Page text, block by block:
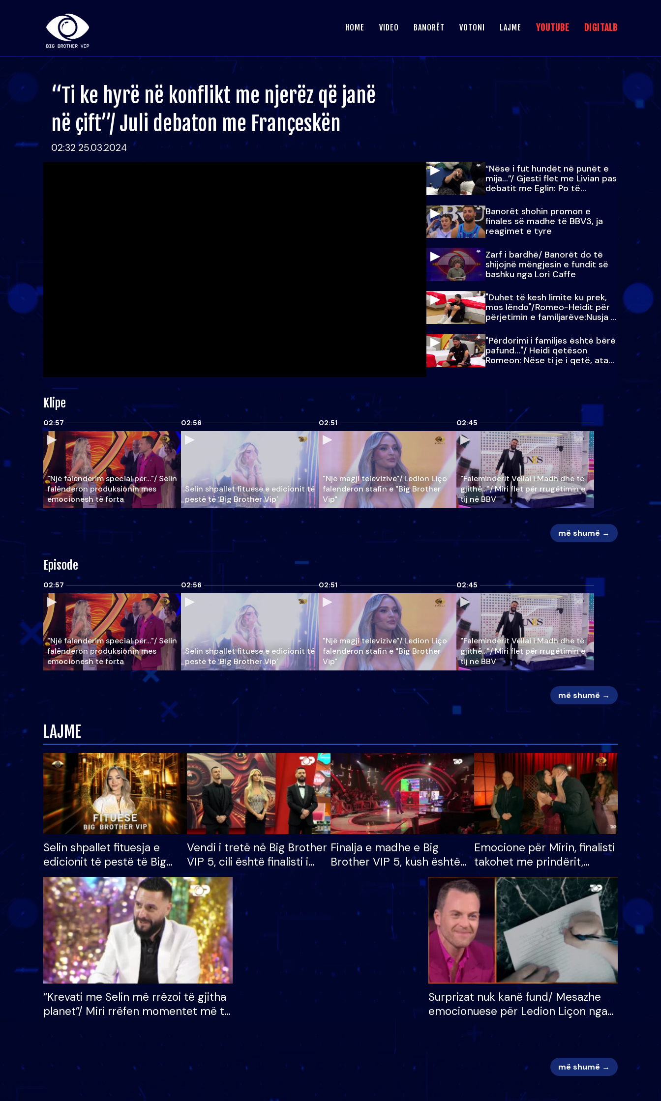
HOME VIDEO BANORËT VOTONI LAJME YOUTUBE DIGITALB
“Ti ke hyrë në konflikt me njerëz që janë
në çift”/ Juli debaton me Françeskën
02:32 25.03.2024
“Nëse i fut hundët në punët e
mija…”/ Gjesti flet me Livian pas
debatit me Eglin: Po të
paralajmëroj
Banorët shohin promon e
finales së madhe të BBV3, ja
reagimet e tyre
Zarf i bardhë/ Banorët do të
shijojnë mëngjesin e fundit së
bashku nga Lori Caffe
"Duhet të kesh limite ku prek,
mos lëndo"/Romeo-Heidit për
përjetimin e familjarëve:Nusja e
Julit…
"Përdorimi i familjes është bërë
pafund…"/ Heidi qetëson
Romeon: Nëse ti je i qetë, ata
qetësohen
Klipe
02:57
"Një falenderim special për…"/ Selin
falënderon produksionin mes
emocionesh të forta
02:56
Selin shpallet fituese e edicionit të
pestë të ‘Big Brother Vip’
02:51
"Një magji televizive"/ Ledion Liço
falenderon stafin e "Big Brother
Vip"
02:45
"Faleminderit Vëllai i Madh dhe të
gjithë…"/ Miri flet për rrugëtimin e
tij në BBV
më shumë →
Episode
02:57
"Një falenderim special për…"/ Selin
falënderon produksionin mes
emocionesh të forta
02:56
Selin shpallet fituese e edicionit të
pestë të ‘Big Brother Vip’
02:51
"Një magji televizive"/ Ledion Liço
falenderon stafin e "Big Brother
Vip"
02:45
"Faleminderit Vëllai i Madh dhe të
gjithë…"/ Miri flet për rrugëtimin e
tij në BBV
më shumë →
LAJME
Selin shpallet fituesja e
edicionit të pestë të Big
Brother VIP, rrëmben
çmimin e madh prej 100
mijë eurosh
Vendi i tretë në Big Brother
VIP 5, cili është finalisti i
radhës që lë shtëpinë
Finalja e madhe e Big
Brother VIP 5, kush është
banori i parë që lë shtëpinë
dhe humb mundësinë për
të fituar çmimin e madh
Emocione për Mirin, finalisti
takohet me prindërit,
vajzën dhe bashkëshorten:
S’kemi ndonjë letër divorci
apo jo?
“Krevati me Selin më rrëzoi të gjitha
planet”/ Miri rrëfen momentet më të
mungojë zilja e mëngjesit kur…
Surprizat nuk kanë fund/ Mesazhe
emocionuese për Ledion Liçon nga
më shumë →